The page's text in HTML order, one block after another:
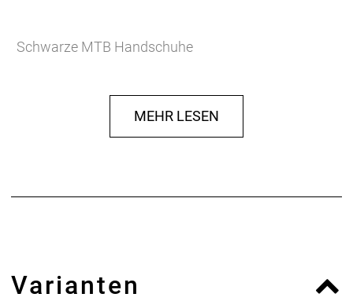
Schwarze MTB Handschuhe
MEHR LESEN
Varianten